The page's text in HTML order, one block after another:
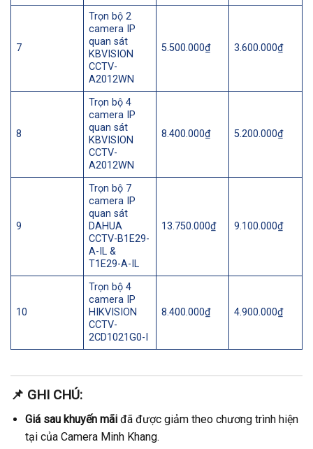
7
Trọn bộ 2
camera IP
quan sát
KBVISION
CCTV-
A2012WN
5.500.000₫ 3.600.000₫
8
Trọn bộ 4
camera IP
quan sát
KBVISION
CCTV-
A2012WN
8.400.000₫ 5.200.000₫
9
Trọn bộ 7
camera IP
quan sát
DAHUA
CCTV-B1E29-
A-IL &
T1E29-A-IL
13.750.000₫ 9.100.000₫
10
Trọn bộ 4
camera IP
HIKVISION
CCTV-
2CD1021G0-I
8.400.000₫ 4.900.000₫
📌 GHI CHÚ:
Giá sau khuyến mãiđã được giảm theo chương trình hiện
tại của Camera Minh Khang.